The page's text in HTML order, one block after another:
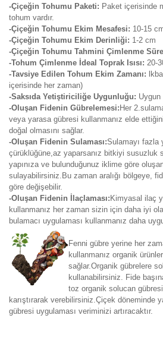
-Çiçeğin Tohumu Paketi: Paket içerisinde
tohum vardır.
-Çiçeğin Tohumu Ekim Mesafesi: 10-15
-Çiçeğin Tohumu Ekim Derinliği: 1-2 cm
-Çiçeğin Tohumu Tahmini Çimlenme
-Tohum Çimlenme İdeal Toprak Isısı: 20-
-Tavsiye Edilen Tohum Ekim Zamanı:
içerisinde her zaman)
-Saksıda Yetiştiriciliğe Uygunluğu: Uygun
-Oluşan Fidenin Gübrelemesi: Her
veya yarasa gübresi kullanmanız elde
doğal olmasını sağlar.
-Oluşan Fidenin Sulaması:Sulamayı fazla
çürüklüğüne,az yaparsanız bitkiyi susuzluk
yapınıza ve bulunduğunuz iklime göre
sulayabilirsiniz.Bu zaman aralığı bölgeye,
göre değişebilir.
-Oluşan Fidenin İlaçlaması: Kimyasal ilaç
kullanmanız her zaman sizin için daha iyi
bulamacı uygulaması kullanmanız daha
Fenni gübre yerine her
kullanmanız organik
sağlar.Organik gübrelere
kullanabilirsiniz. Fide
toz organik solucan
karıştırarak verebilirsiniz.Çiçek döneminde
gübresi uygulaması veriminizi artıracaktır.